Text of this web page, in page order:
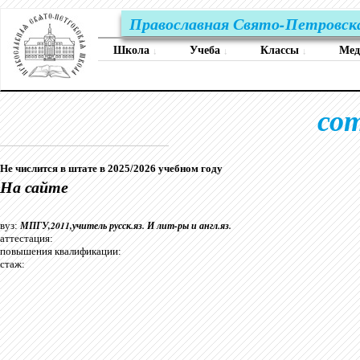
Православная Свято-
Школа ↓ Учеба ↓ Классы ↓
Не числится в штате в 2025/2026 учебном году
На сайте
вуз:МПГУ,2011,учитель русск.яз. И лит-ры и англ.яз.
аттестация:
повышения квалификации:
стаж: